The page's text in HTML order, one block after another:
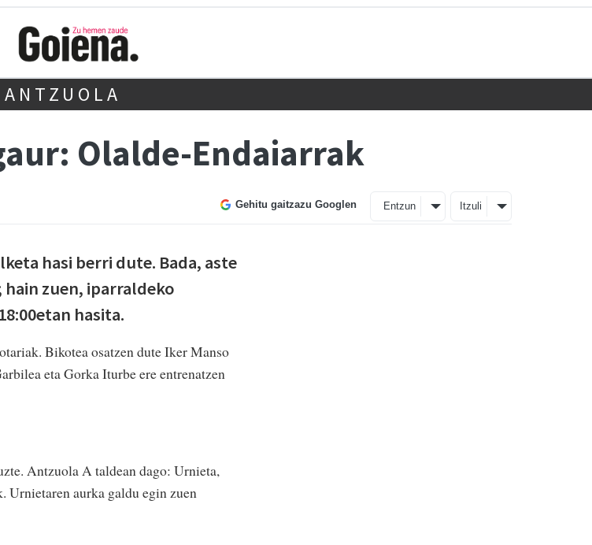
ANTZUOLA
Olalde-Endaiarrak
Gehitu gaitzazu Googlen Entzun Itzuli
hasi berri dute. Bada, aste
zuen, iparraldeko
hasita.
Bikotea osatzen dute Iker Manso
eta Gorka Iturbe ere entrenatzen
Antzuola A taldean dago: Urnieta,
Urnietaren aurka galdu egin zuen